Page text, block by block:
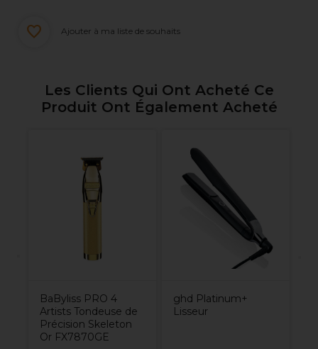
Ajouter à ma liste de souhaits
Les Clients Qui Ont Acheté Ce
Produit Ont Également Acheté
BaByliss PRO 4
Artists Tondeuse de
Précision Skeleton
Or FX7870GE
ghd Platinum+
Lisseur